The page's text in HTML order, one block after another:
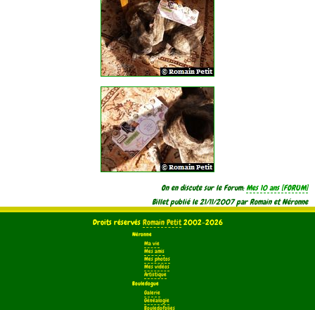
On en discute sur le Forum:Mes 10 ans
Billet publié le 21/11/2007 par Romain et Néronne
Droits réservés Romain Petit2002-2026
Néronne
Ma vie
Mes amis
Mes photos
Mes vidéos
Artistique
Bouledogue
Galerie
Généalogie
Bouledofolies